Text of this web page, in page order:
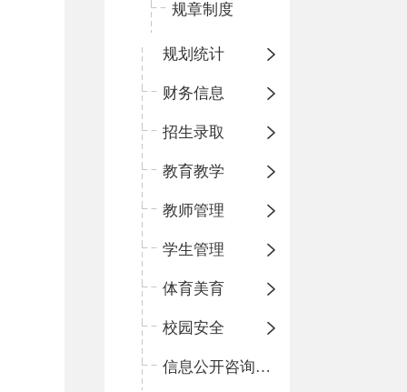
规章制度
规划统计
财务信息
招生录取
教育教学
教师管理
学生管理
体育美育
校园安全
信息公开咨询指南